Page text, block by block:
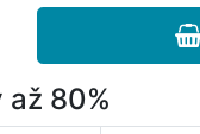
80%